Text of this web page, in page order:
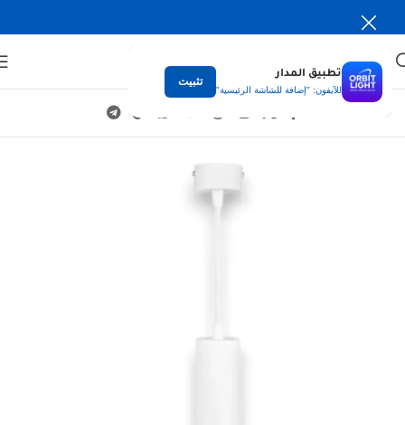
تطبيق المدار
للآيفون: "إضافة للشاشة الرئيسية"
تثبيت